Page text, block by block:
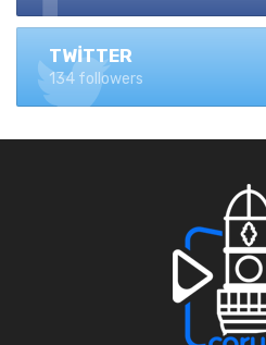
TWITTER
134 followers